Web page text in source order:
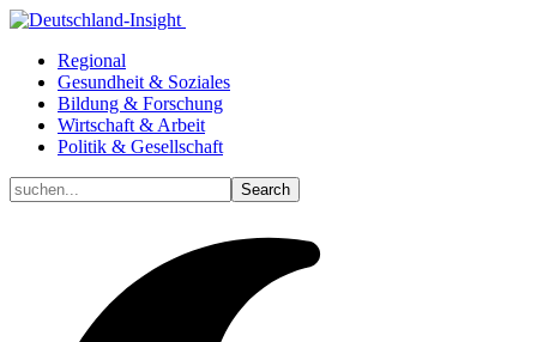
Regional
Gesundheit & Soziales
Bildung & Forschung
Wirtschaft & Arbeit
Politik & Gesellschaft